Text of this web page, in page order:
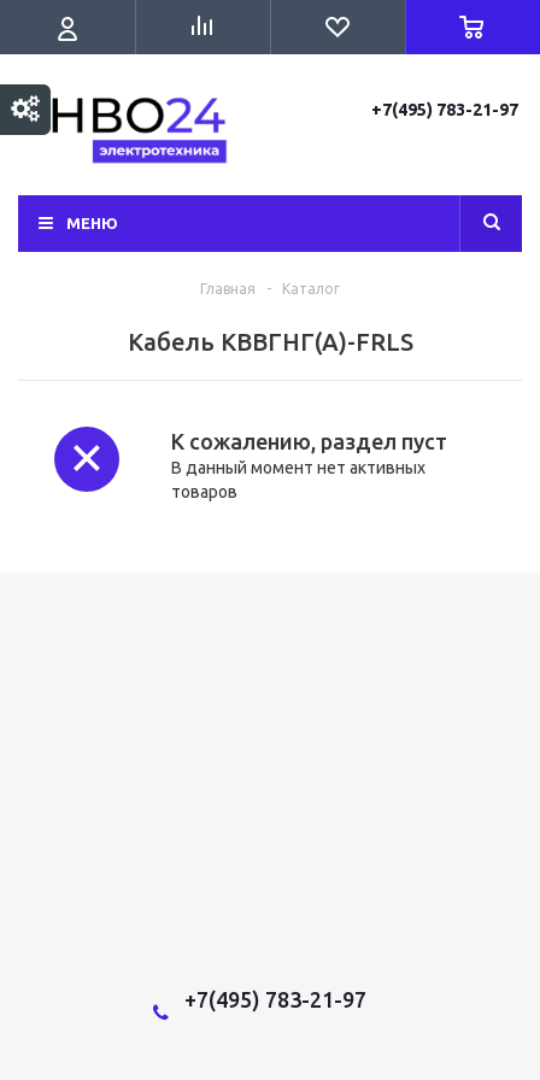
+7(495) 783-21-97
МЕНЮ
Главная - Каталог
Кабель КВВГНГ(А)-FRLS
К сожалению, раздел пуст
В данный момент нет активных
товаров
+7(495) 783-21-97